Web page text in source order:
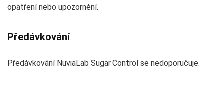
opatření nebo upozornění.
Předávkování
Předávkování NuviaLab Sugar Control se nedoporučuje.